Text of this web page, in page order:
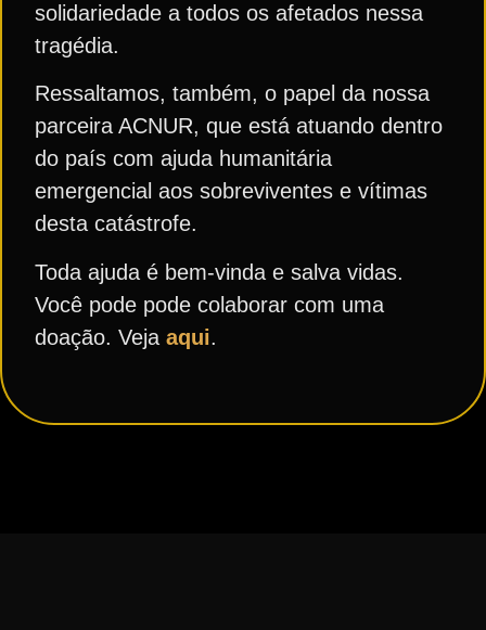
solidariedade a todos os afetados nessa
tragédia.
Ressaltamos, também, o papel da nossa
parceira ACNUR, que está atuando dentro
do país com ajuda humanitária
emergencial aos sobreviventes e vítimas
desta catástrofe.
Toda ajuda é bem-vinda e salva vidas.
Você pode pode colaborar com uma
doação. Veja aqui.